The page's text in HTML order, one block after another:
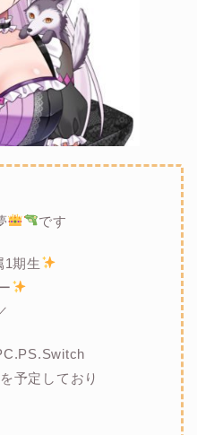
です
1期生
予定しており